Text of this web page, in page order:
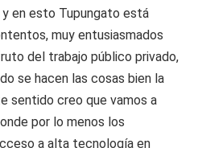
y en esto Tupungato está
muy entusiasmados
del trabajo público privado,
se hacen las cosas bien la
sentido creo que vamos a
por lo menos los
a alta tecnología en